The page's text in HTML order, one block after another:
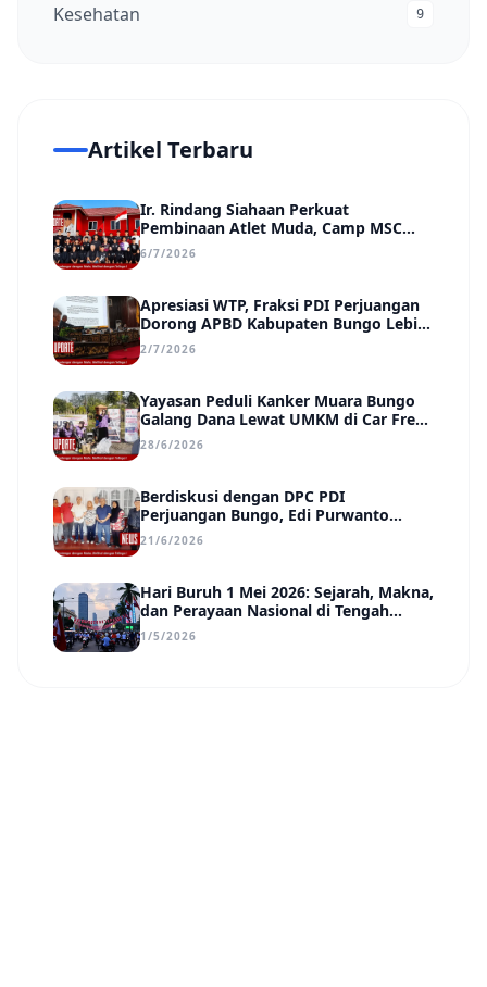
Kesehatan 9
Artikel Terbaru
Ir. Rindang Siahaan Perkuat
Pembinaan Atlet Muda, Camp MSC
Siapkan Generasi Juara Hadapi
Kejuaraan Regional hingga Nasional
6/7/2026
Apresiasi WTP, Fraksi PDI Perjuangan
Dorong APBD Kabupaten Bungo Lebih
Efektif, Transparan, dan Berdampak
2/7/2026
Yayasan Peduli Kanker Muara Bungo
Galang Dana Lewat UMKM di Car Free
Day, Ir. Rindang Siahaan Beri Apresiasi
28/6/2026
Berdiskusi dengan DPC PDI
Perjuangan Bungo, Edi Purwanto
Uraikan Poin-Poin Urgensi yang Perlu
Disadari Pemimpin Daerah
21/6/2026
Hari Buruh 1 Mei 2026: Sejarah, Makna,
dan Perayaan Nasional di Tengah
Tantangan Era Digital
1/5/2026